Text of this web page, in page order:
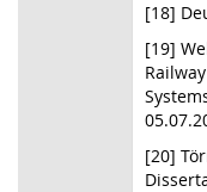
[18]
[19]
[20]